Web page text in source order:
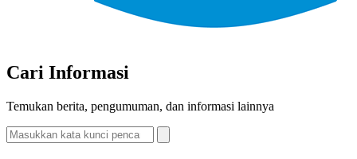
Cari Informasi
Temukan berita, pengumuman, dan informasi lainnya